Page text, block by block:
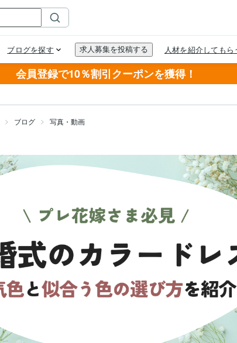
会員登録で10％割引クーポンを獲得！
ブログ 写真・動画